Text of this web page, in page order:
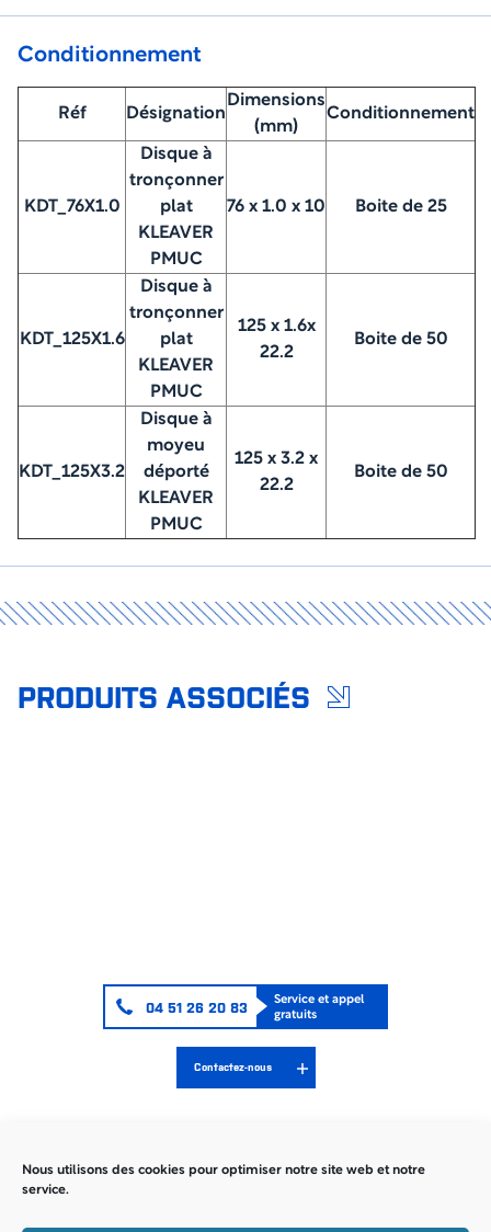
Nous utilisons des cookies pour optimiser notre site web et notre
service.
Conditionnement
Réf Désignation
Dimensions
(mm)
Conditionnement
KDT_76X1.0
Disque à
tronçonner
plat
KLEAVER
PMUC
76 x 1.0 x 10 Boite de 25
KDT_125X1.6
Disque à
tronçonner
plat
KLEAVER
PMUC
125 x 1.6x
22.2
Boite de 50
KDT_125X3.2
Disque à
moyeu
déporté
KLEAVER
PMUC
125 x 3.2 x
22.2
Boite de 50
PRODUITS ASSOCIÉS
04 51 26 20 83
Service et appel
gratuits
Contactez-nous